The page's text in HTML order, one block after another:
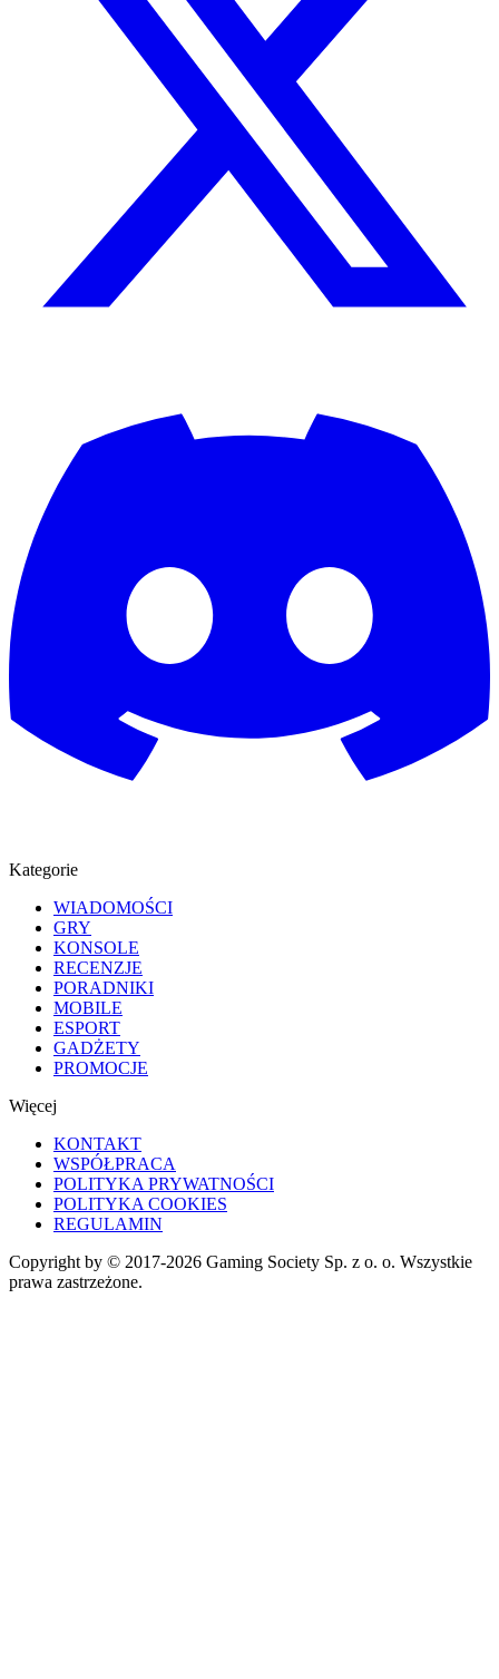
Kategorie
WIADOMOŚCI
GRY
KONSOLE
RECENZJE
PORADNIKI
MOBILE
ESPORT
GADŻETY
PROMOCJE
Więcej
KONTAKT
WSPÓŁPRACA
POLITYKA PRYWATNOŚCI
POLITYKA COOKIES
REGULAMIN
Copyright by © 2017-2026 Gaming Society Sp. z o. o. Wszystkie
prawa zastrzeżone.